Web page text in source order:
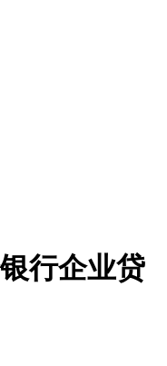
行企业贷